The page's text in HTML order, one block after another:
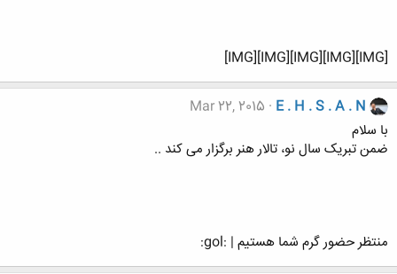
[IMG][IMG][IMG][IMG][IMG]
E . H . S . A . N
Mar 22, 2015
با سلام
ضمن تبریک سال نو، تالار هنر برگزار می کند ..
منتظر حضور گرم شما هستیم | :gol: